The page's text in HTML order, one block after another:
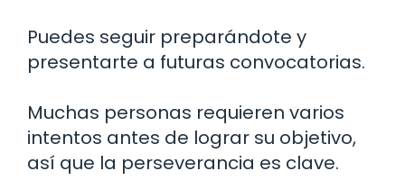
Puedes seguir preparándote y
presentarte a futuras convocatorias.
Muchas personas requieren varios
intentos antes de lograr su objetivo,
así que la perseverancia es clave.